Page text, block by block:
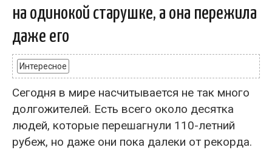
на одинокой старушке, а она пережила
даже его
Интересное
Сегодня в мире насчитывается не так много
долгожителей. Есть всего около десятка
людей, которые перешагнули 110-летний
рубеж, но даже они пока далеки от рекорда.